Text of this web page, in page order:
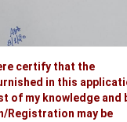
certify that the
in this
of my knowledge and
Registration may be